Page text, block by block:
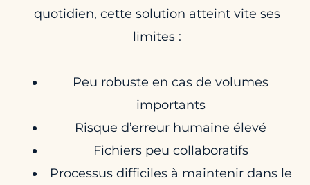
quotidien, cette solution atteint vite ses
limites :
Peu robuste en cas de volumes
importants
Risque d’erreur humaine élevé
Fichiers peu collaboratifs
Processus difficiles à maintenir dans le